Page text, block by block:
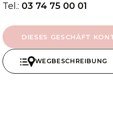
Tel.: 03 74 75 00 01
DIESES GESCHÄFT
WEGBESCHREIBUNG